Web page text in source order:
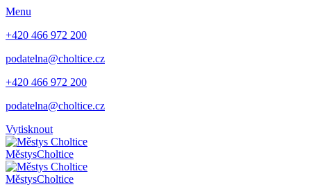
Menu
+420 466 972 200
podatelna@choltice.cz
+420 466 972 200
podatelna@choltice.cz
Vytisknout
MěstysCholtice
MěstysCholtice